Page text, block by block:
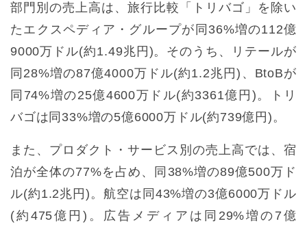
部門別の売上高は、旅行比較「トリバゴ」を除い
たエクスペディア・グループが同36%増の112億
9000万ドル(約1.49兆円)。そのうち、リテールが
同28%増の87億4000万ドル(約1.2兆円)、BtoBが
同74%増の25億4600万ドル(約3361億円)。トリ
バゴは同33%増の5億6000万ドル(約739億円)。
また、プロダクト・サービス別の売上高では、宿
泊が全体の77%を占め、同38%増の89億500万ド
ル(約1.2兆円)。航空は同43%増の3億6000万ドル
(約475億円)。広告メディアは同29%増の7億